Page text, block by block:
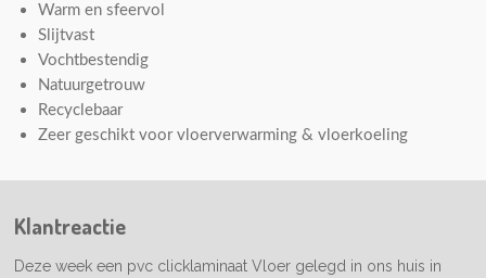
Warm en sfeervol
Slijtvast
Vochtbestendig
Natuurgetrouw
Recyclebaar
Zeer geschikt voor vloerverwarming & vloerkoeling
Klantreactie
Deze week een pvc clicklaminaat Vloer gelegd in ons huis in